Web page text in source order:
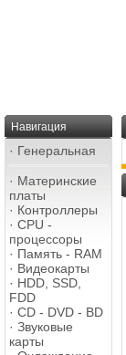
Навигация
· Генеральная
· Материнские
платы
· Контроллеры
· CPU -
процессоры
· Память - RAM
· Видеокарты
· HDD, SSD,
FDD
· CD - DVD - BD
· Звуковые
карты